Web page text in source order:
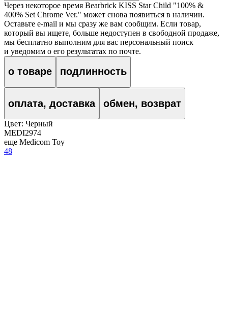
Через некоторое время Bearbrick KISS Star Child "100% &
400% Set Chrome Ver." может снова появиться в наличии.
Оставьте e‑mail и мы сразу же вам сообщим. Если товар,
который вы ищете, больше недоступен в свободной продаже,
мы бесплатно выполним для вас персональный поиск
и уведомим о его результатах по почте.
о товаре подлинность
оплата, доставка обмен, возврат
Цвет: Черный
MEDI2974
еще Medicom Toy
48